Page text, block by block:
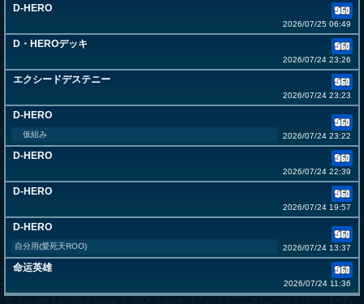
D-HERO
2026/07/25 06:49
D・HEROデッキ
2026/07/24 23:26
エクシードデステニー
2026/07/24 23:23
D-HERO
仮組み 2026/07/24 23:22
D-HERO
2026/07/24 22:39
D-HERO
2026/07/24 19:57
D-HERO
自分用(愛死天ROO) 2026/07/24 13:37
命运英雄
2026/07/24 11:36